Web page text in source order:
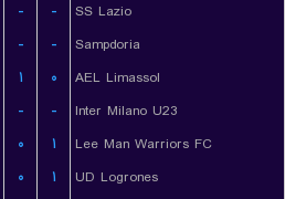
- -
SS Lazio
- -
Sampdoria
۱ ۰
AEL Limassol
- -
Inter Milano U23
۰ ۱
Lee Man Warriors FC
۰ ۱
UD Logrones